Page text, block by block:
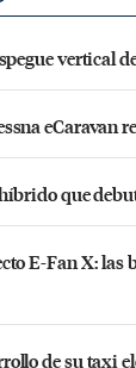
vertical
eCaravan
que
E-Fan X:
de su taxi